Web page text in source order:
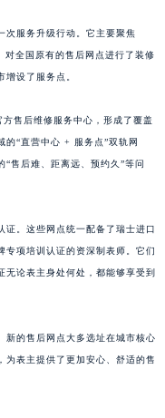
次服务升级行动。它主要聚焦
对全国原有的售后网点进行了装修
设了服务点。
售后维修服务中心，形成了覆盖
的“直营中心 + 服务点”双轨网
售后难、距离远、预约久”等问
证。这些网点统一配备了瑞士进口
专项培训认证的资深制表师。它们
无论表主身处何处，都能够享受到
新的售后网点大多选址在城市核心
为表主提供了更加安心、舒适的售